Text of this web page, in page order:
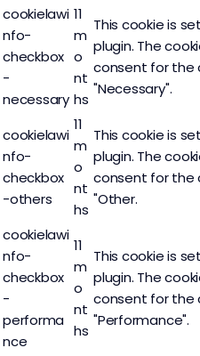
cookielawi
nfo-
checkbox
-
necessary
11
m
o
nt
hs
This cookie is
plugin. The
consent for the
"Necessary".
cookielawi
nfo-
checkbox
-others
11
m
o
nt
hs
This cookie is
plugin. The
consent for the
"Other.
cookielawi
nfo-
checkbox
-
performa
nce
11
m
o
nt
hs
This cookie is
plugin. The
consent for the
"Performance".